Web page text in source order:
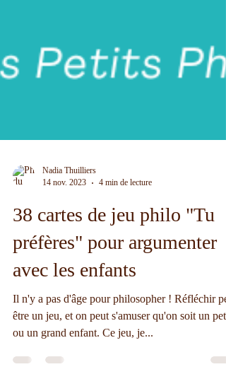
14 nov. 2023
4 min de lecture
38 cartes de jeu philo "Tu
préfères" pour argumenter
avec les enfants
Il n'y a pas d'âge pour philosopher ! Réfléchir
ou un grand enfant. Ce jeu, je...